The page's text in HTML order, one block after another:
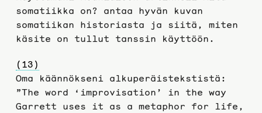
somatiikka on? antaa hyvän kuvan
somatiikan historiasta ja siitä, miten
käsite on tullut tanssin käyttöön.
(13)
Oma käännökseni alkuperäistekstistä:
”The word ‘improvisation’ in the way
Garrett uses it as a metaphor for life,